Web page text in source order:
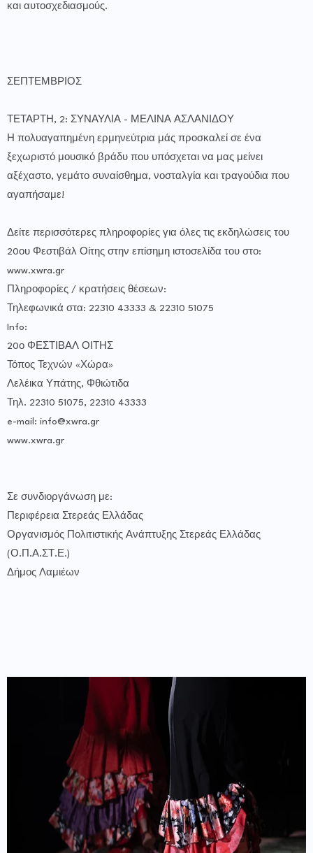
και αυτοσχεδιασμούς.
ΣΕΠΤΕΜΒΡΙΟΣ
ΤΕΤΑΡΤΗ, 2: ΣΥΝΑΥΛΙΑ - ΜΕΛΙΝΑ ΑΣΛΑΝΙΔΟΥ
Η πολυαγαπημένη ερμηνεύτρια μάς προσκαλεί σε ένα
ξεχωριστό μουσικό βράδυ που υπόσχεται να μας μείνει
αξέχαστο, γεμάτο συναίσθημα, νοσταλγία και τραγούδια που
αγαπήσαμε!
Δείτε περισσότερες πληροφορίες για όλες τις εκδηλώσεις του
20ου Φεστιβάλ Οίτης στην επίσημη ιστοσελίδα του στο:
www.xwra.gr
Πληροφορίες / κρατήσεις θέσεων:
Τηλεφωνικά στα: 22310 43333 & 22310 51075
Info:
20ο ΦΕΣΤΙΒΑΛ ΟΙΤΗΣ
Τόπος Τεχνών «Χώρα»
Λελέικα Υπάτης, Φθιώτιδα
Τηλ. 22310 51075, 22310 43333
e-mail: info@xwra.gr
www.xwra.gr
Σε συνδιοργάνωση με:
Περιφέρεια Στερεάς Ελλάδας
Οργανισμός Πολιτιστικής Ανάπτυξης Στερεάς Ελλάδας
(Ο.Π.Α.ΣΤ.Ε.)
Δήμος Λαμιέων